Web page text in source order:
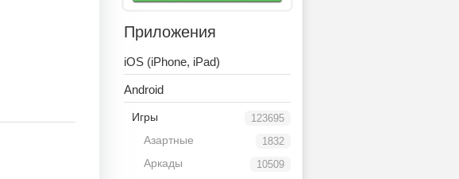
Приложения
iOS (iPhone, iPad)
Android
123695
Игры
1832
Азартные
10509
Аркады